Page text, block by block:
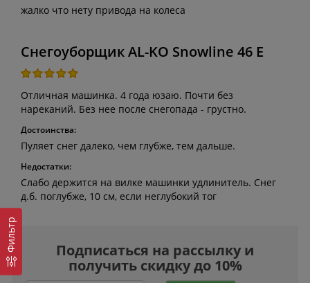
Фильтр
жалко что нету привода на колеса
Снегоуборщик AL-KO Snowline 46 E
Отличная машинка. 4 года юзаю. Почти без
нареканий. Без нее после снегопада - грустно.
Достоинства:
Пуляет снег далеко, чем глубже, тем дальше.
Недостатки:
Слабо держится на вилке машинки удлинитель. Снег
д.б. поглубже, 10 см, если неглубокий тог
Подписаться на рассылку и
получить скидку до 10%